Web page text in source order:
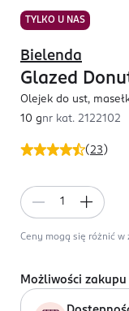
TYLKO U NAS
(23 )
Bielenda
Glazed
Olejek do ust,
10 gnr kat. 2122102
Ceny mogą się różnić
Możliwości